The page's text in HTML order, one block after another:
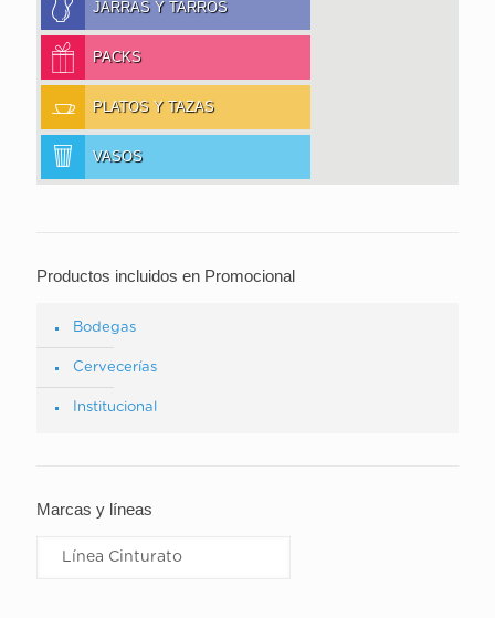
JARRAS Y TARROS
PACKS
PLATOS Y TAZAS
VASOS
Productos incluidos en Promocional
Bodegas
Cervecerías
Institucional
Marcas y líneas